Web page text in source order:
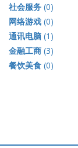
社会服务(0)
网络游戏(0)
通讯电脑(1)
金融工商(3)
餐饮美食(0)